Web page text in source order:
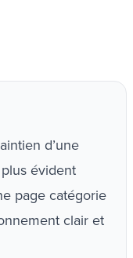
d’une
plus évident
page catégorie
clair et